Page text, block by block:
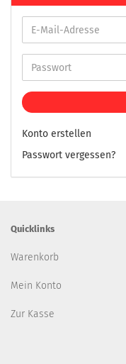
Konto erstellen
Passwort vergessen?
Quicklinks
Warenkorb
Mein Konto
Zur Kasse